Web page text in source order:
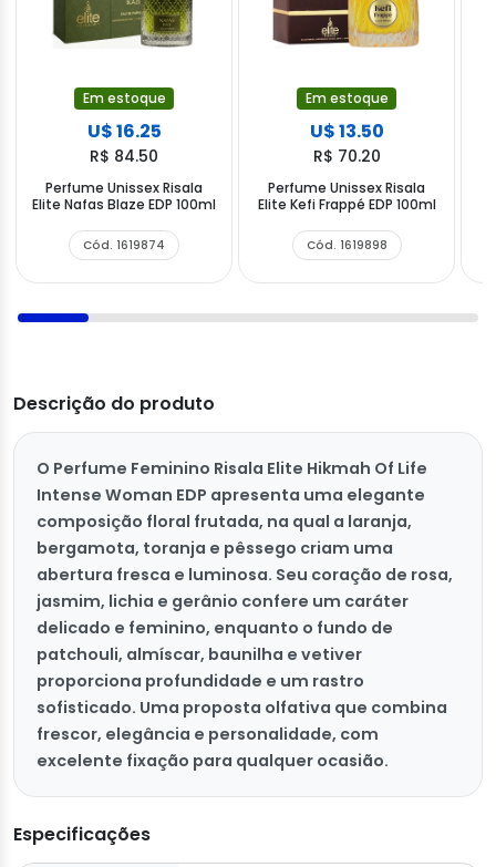
Em estoque
U$ 16.25
R$ 84.50
Perfume Unissex Risala
Elite Nafas Blaze EDP 100ml
Cód. 1619874
Em estoque
U$ 13.50
R$ 70.20
Perfume Unissex Risala
Elite Kefi Frappé EDP 100ml
Cód. 1619898
Descrição do produto
O Perfume Feminino Risala Elite Hikmah Of Life
Intense Woman EDP apresenta uma elegante
composição floral frutada, na qual a laranja,
bergamota, toranja e pêssego criam uma
abertura fresca e luminosa. Seu coração de rosa,
jasmim, lichia e gerânio confere um caráter
delicado e feminino, enquanto o fundo de
patchouli, almíscar, baunilha e vetiver
proporciona profundidade e um rastro
sofisticado. Uma proposta olfativa que combina
frescor, elegância e personalidade, com
excelente fixação para qualquer ocasião.
Especificações